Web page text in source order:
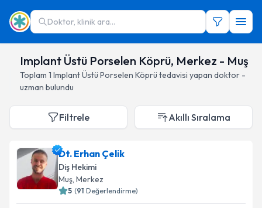
Doktor, klinik ara...
Implant Üstü Porselen Köprü, Merkez - Muş
Toplam 1 Implant Üstü Porselen Köprü tedavisi yapan doktor -
uzman bulundu
Filtrele Akıllı Sıralama
Dt. Erhan Çelik
Diş Hekimi
Muş, Merkez
5 (91 Değerlendirme)